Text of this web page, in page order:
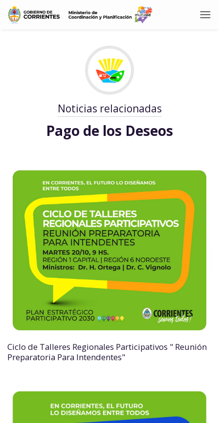
Noticias relacionadas
Pago de los Deseos
Ciclo de Talleres Regionales Participativos " Reunión
Preparatoria Para Intendentes"